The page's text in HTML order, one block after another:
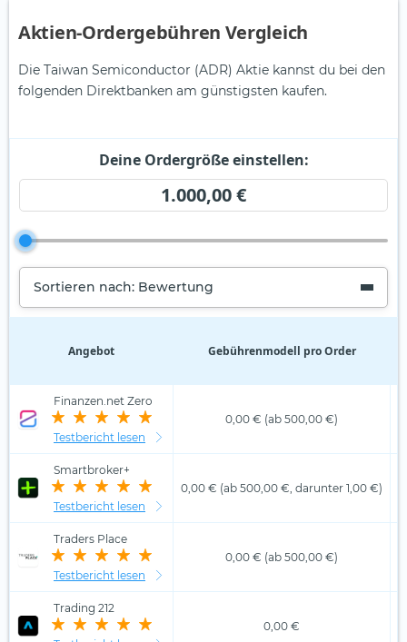
Aktien-Ordergebühren Vergleich
Die Taiwan Semiconductor (ADR) Aktie kannst du bei den
folgenden Direktbanken am günstigsten kaufen.
Deine Ordergröße einstellen:
1.000,00 €
Sortieren nach: Bewertung
Angebot Gebührenmodell pro Order
Finanzen.net Zero
Testbericht lesen
0,00 € (ab 500,00 €)
Smartbroker+
Testbericht lesen
0,00 € (ab 500,00 €, darunter 1,00 €)
Traders Place
Testbericht lesen
0,00 € (ab 500,00 €)
Trading 212
0,00 €